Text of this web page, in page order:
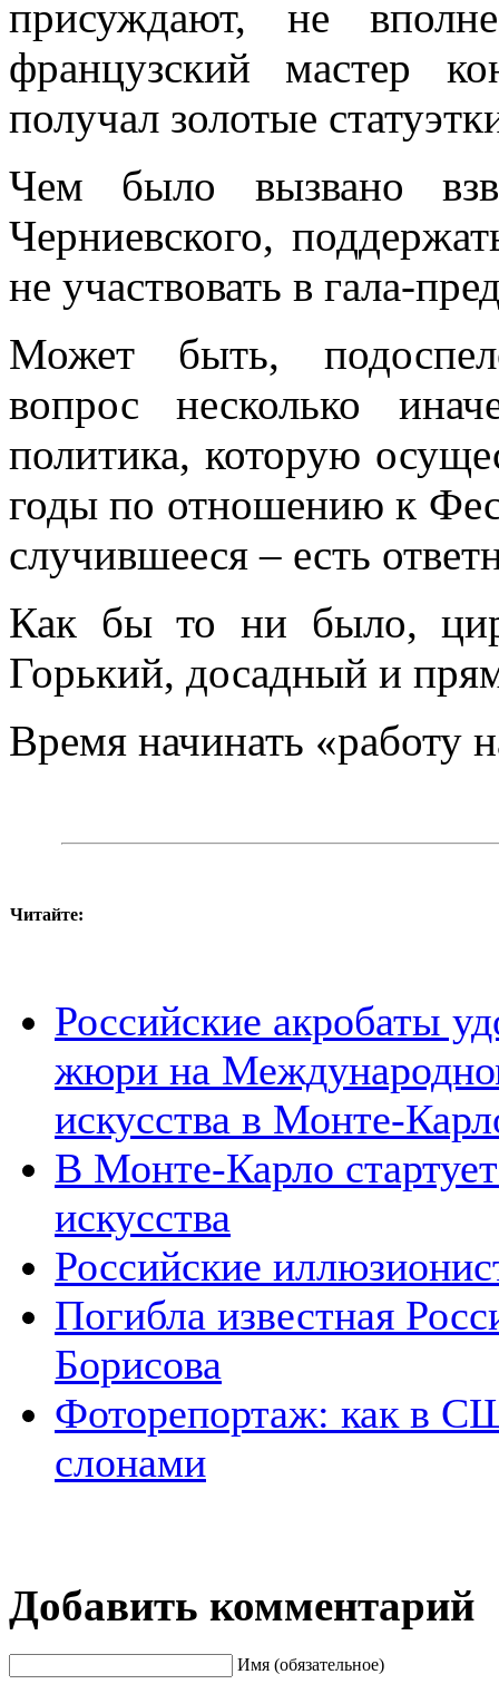
присуждают, не
французский мастер
получал золотые
Чем было вызвано
Черниевского,
не участвовать в гала-
Может быть,
вопрос несколько
политика, которую
годы по отношению к
случившееся – есть
Как бы то ни было,
Горький, досадный и
Время начинать «работу
Читайте:
Российские акробаты
жюри на
искусства в Монте-
В Монте-Карло
искусства
Российские
Погибла известная
Борисова
Фоторепортаж: как в
слонами
Добавить комментарий
Имя (обязательное)